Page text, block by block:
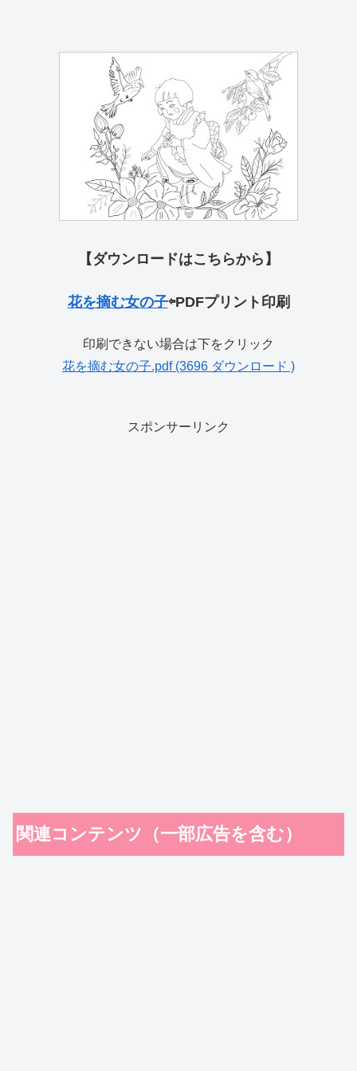
【ダウンロードはこちらから】
花を摘む女の子⇦PDFプリント印刷
印刷できない場合は下をクリック
花を摘む女の子.pdf (3696 ダウンロード )
スポンサーリンク
関連コンテンツ（一部広告を含む）